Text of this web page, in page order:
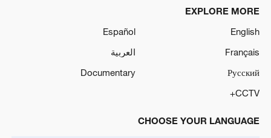
EXPLORE MORE
English
Español
Français
العربية
Русский
Documentary
CCTV+
CHOOSE YOUR LANGUAGE